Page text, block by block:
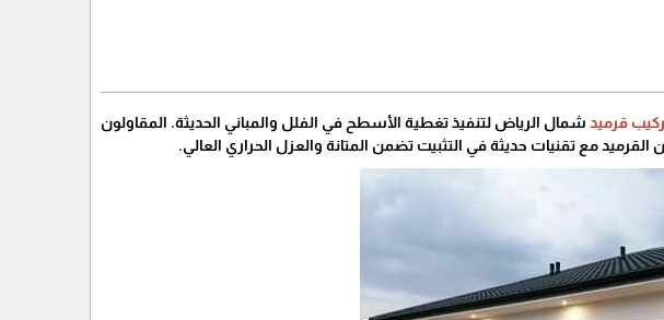
قرميدشمال الرياض لتنفيذ تغطية الأسطح في الفلل والمباني الحديثة. المقاولون
مع تقنيات حديثة في التثبيت تضمن المتانة والعزل الحراري العالي.